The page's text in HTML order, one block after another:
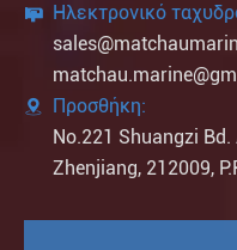

Ηλεκτρονικό

Προσθήκη:
No.221 Shuangzi
Zhenjiang, 212009,